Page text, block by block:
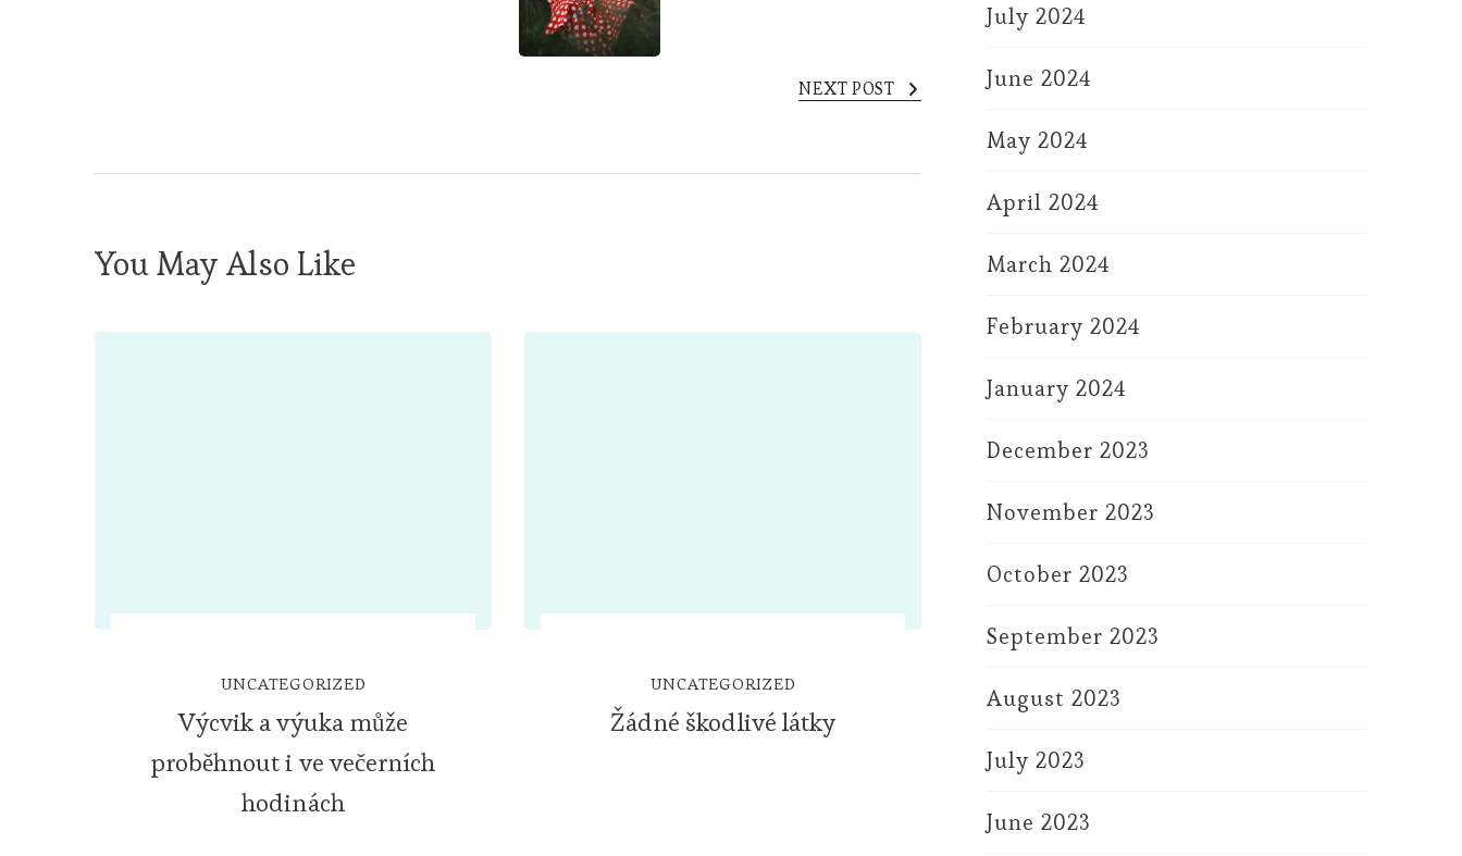
NEXT POST
You May Also Like
UNCATEGORIZED
Výcvik a výuka může
proběhnout i ve večerních
hodinách
UNCATEGORIZED
Žádné škodlivé látky
July 2024
June 2024
May 2024
April 2024
March 2024
February 2024
January 2024
December 2023
November 2023
October 2023
September 2023
August 2023
July 2023
June 2023